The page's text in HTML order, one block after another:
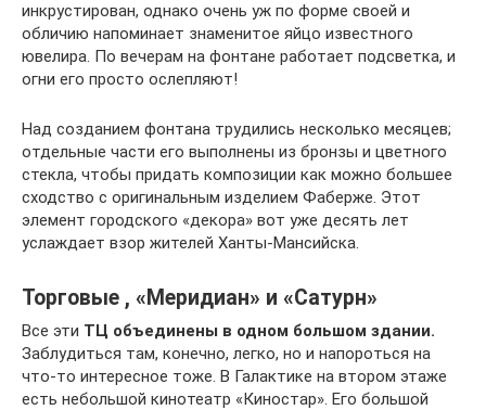
инкрустирован, однако очень уж по форме своей и
обличию напоминает знаменитое яйцо известного
ювелира. По вечерам на фонтане работает подсветка, и
огни его просто ослепляют!
Над созданием фонтана трудились несколько месяцев;
отдельные части его выполнены из бронзы и цветного
стекла, чтобы придать композиции как можно большее
сходство с оригинальным изделием Фаберже. Этот
элемент городского «декора» вот уже десять лет
услаждает взор жителей Ханты-Мансийска.
Торговые , «Меридиан» и «Сатурн»
Все эти ТЦ объединены в одном большом здании.
Заблудиться там, конечно, легко, но и напороться на
что-то интересное тоже. В Галактике на втором этаже
есть небольшой кинотеатр «Киностар». Его большой